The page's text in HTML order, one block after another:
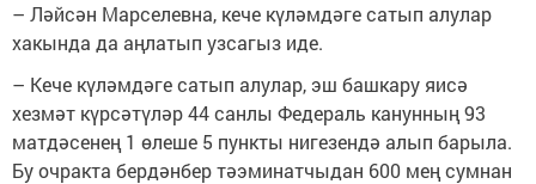
– Ләйсән Марселевна, кече күләмдәге сатып алулар
хакында да аңлатып узсагыз иде.
– Кече күләмдәге сатып алулар, эш башкару яисә
хезмәт күрсәтүләр 44 санлы Федераль канунның 93
матдәсенең 1 өлеше 5 пункты нигезендә алып барыла.
Бу очракта бердәнбер тәэминатчыдан 600 мең сумнан